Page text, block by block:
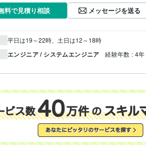
料で見積り相談 メッセージを送る
平日は19～22時、土日は12～18時
エンジニア / システムエンジニア 経験年数 : 4年